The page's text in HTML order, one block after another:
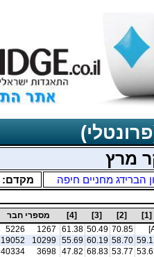
מרץ
הברידג מחניים חיפה מקדם:
[1]
[2]
[3]
[4] מספרי חבר
70.85
50.49
61.38
1267
5226
58.70
60.19
55.69
10299
19052
53.77
68.83
47.82
3698
40334